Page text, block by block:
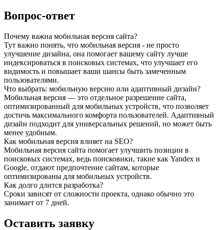
Вопрос-ответ
Почему важна мобильная версия сайта?
Тут важно понять, что мобильная версия - не просто
улучшение дизайна, она помогает вашему сайту лучше
индексироваться в поисковых системах, что улучшает его
видимость и повышает ваши шансы быть замеченным
пользователями.
Что выбрать: мобильную версию или адаптивный дизайн?
Мобильная версия — это отдельное разрешение сайта,
оптимизированный для мобильных устройств, что позволяет
достичь максимального комфорта пользователей. Адаптивный
дизайн подходит для универсальных решений, но может быть
менее удобным.
Как мобильная версия влияет на SEO?
Мобильная версия сайта помогает улучшить позиции в
поисковых системах, ведь поисковики, такие как Yandex и
Google, отдают предпочтение сайтам, которые
оптимизированы для мобильных устройств.
Как долго длится разработка?
Сроки зависят от сложности проекта, однако обычно это
занимает от 7 дней.
Оставить заявку